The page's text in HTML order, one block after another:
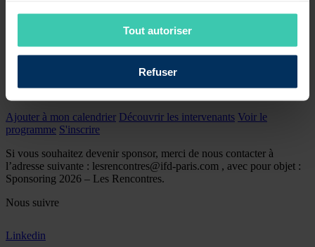
Tout autoriser
Refuser
15:45 – 16:45 | Table ronde
Renouveler le contrat social pour la transition
Territoires et entreprises : anticiper et financer l’adaptation au
Ajouter à mon calendrier Découvrir les intervenants Voir le
programme S'inscrire
Si vous souhaitez devenir sponsor, merci de nous contacter à
l’adresse suivante : lesrencontres@ifd-paris.com , avec pour objet :
Sponsoring 2026 – Les Rencontres.
Nous suivre
Linkedin